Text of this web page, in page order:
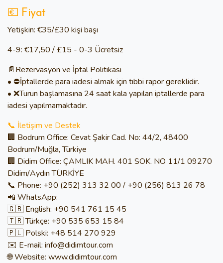
💶 Fiyat
Yetişkin: €35/£30 kişi başı
4-9: €17,50 / £15 - 0-3 Ücretsiz
📄Rezervasyon ve İptal Politikası
• ⛔İptallerde para iadesi almak için tıbbi rapor gereklidir.
• ❌Turun başlamasına 24 saat kala yapılan iptallerde para
iadesi yapılmamaktadır.
📞 İletişim ve Destek
🏢 Bodrum Office: Cevat Şakir Cad. No: 44/2, 48400
Bodrum/Muğla, Türkiye
🏢 Didim Office: ÇAMLIK MAH. 401 SOK. NO 11/1 09270
Didim/Aydın TÜRKİYE
📞 Phone: +90 (252) 313 32 00 / +90 (256) 813 26 78
📲 WhatsApp:
🇬🇧 English: +90 541 761 15 45
🇹🇷 Türkçe: +90 535 653 15 84
🇵🇱 Polski: +48 514 270 929
✉️ E-mail: info@didimtour.com
🌐 Website: www.didimtour.com